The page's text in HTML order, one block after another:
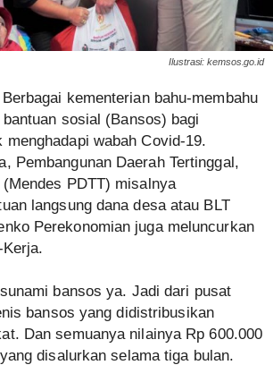
Ilustrasi: kemsos.go.id
kementerian bahu-membahu
sosial (Bansos) bagi
menghadapi wabah Covid-19.
Pembangunan Daerah Tertinggal,
PDTT) misalnya
langsung dana desa atau BLT
Perekonomian juga meluncurkan
bansos ya. Jadi dari pusat
bansos yang didistribusikan
Dan semuanya nilainya Rp 600.000
disalurkan selama tiga bulan.